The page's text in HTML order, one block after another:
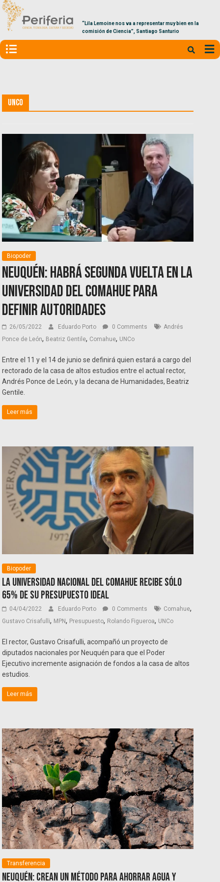
“Lila Lemoine nos va a representar muy bien en la
comisión de Ciencia”, Santiago Santurio
UNCo
Biopoder
Neuquén: Habrá segunda vuelta en la
Universidad del Comahue para
definir autoridades
26/05/2022 Eduardo Porto 0 Comments
Andrés
Ponce de León, Beatriz Gentile, Comahue, UNCo
Entre el 11 y el 14 de junio se definirá quien estará a cargo del
rectorado de la casa de altos estudios entre el actual rector,
Andrés Ponce de León, y la decana de Humanidades, Beatriz
Gentile.
Leer más
Biopoder
La Universidad Nacional del Comahue recibe sólo
65% de su presupuesto ideal
04/04/2022 Eduardo Porto 0 Comments Comahue,
Gustavo Crisafulli, MPN, Presupuesto, Rolando Figueroa, UNCo
El rector, Gustavo Crisafulli, acompañó un proyecto de
diputados nacionales por Neuquén para que el Poder
Ejecutivo incremente asignación de fondos a la casa de altos
estudios.
Leer más
Transferencia
Neuquén: Crean un método para ahorrar agua y